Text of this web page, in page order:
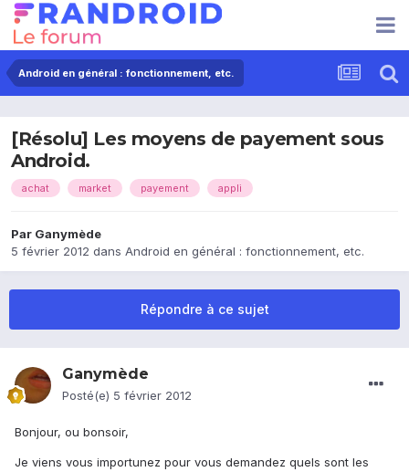
Android en général : fonctionnement, etc.
[Résolu] Les moyens de payement sous
Android.
achat market payement appli
Par Ganymède
5 février 2012 dans Android en général : fonctionnement, etc.
Répondre à ce sujet
Ganymède
Posté(e) 5 février 2012
Bonjour, ou bonsoir,
Je viens vous importunez pour vous demandez quels sont les